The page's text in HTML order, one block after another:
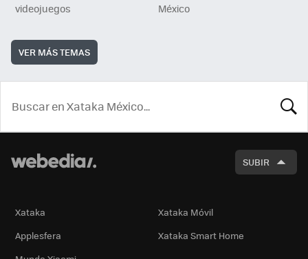
videojuegos
México
VER MÁS TEMAS
SUBIR
Xataka
Xataka Móvil
Applesfera
Xataka Smart Home